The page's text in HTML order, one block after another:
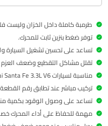
طرمبة كاملة داخل الخزان وليست
توفر ضغط بنزين ثابت للمحرك.
تساعد على تحسين تشغيل السيارة
تقلل مشاكل التقطيع وضعف العزم
مناسبة لسيارات Hyundai Santa Fe 3.3L V6 حسب رقم الشاصي.
تركيب مباشر عند تطابق رقم
تساعد على وصول الوقود بكمية
مهمة للحفاظ على أداء المحرك